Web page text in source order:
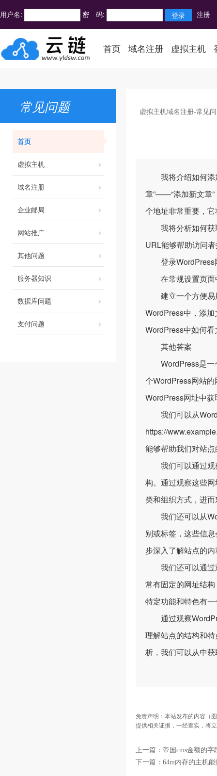
用户名: 密 码: 注册
首页 域名注册 虚拟主机
常见问题
首页
虚拟主机
域名注册
企业邮局
网站推广
其他问题
服务器知识
数据库问题
支付问题
虚拟主机域名注册-常见
我将介绍如何添
章”——“添加新文章
个地址非常重要，
我将分析如何获
URL能够帮助访问
登录WordPress
在常规设置页面
建立一个方便易
WordPress中，添
WordPress中如何
其他答案
WordPress是一
个WordPress网站
WordPress网址中
我们可以从
https://
能够帮助我们对站
我们可以通过观
构。通过观察这些
类和组织方式，进
我们还可以从
别或标签，这些信
步深入了解站点的
我们还可以通过
常有固定的网址结
特定功能和特色有
通过观察
理解站点的结构和
析，我们可以从中
免责声明：本站发布的内容（
提供相关证据，一经查实，将
上一篇： 帝国cms金额的
下一篇： 64m内存的主机